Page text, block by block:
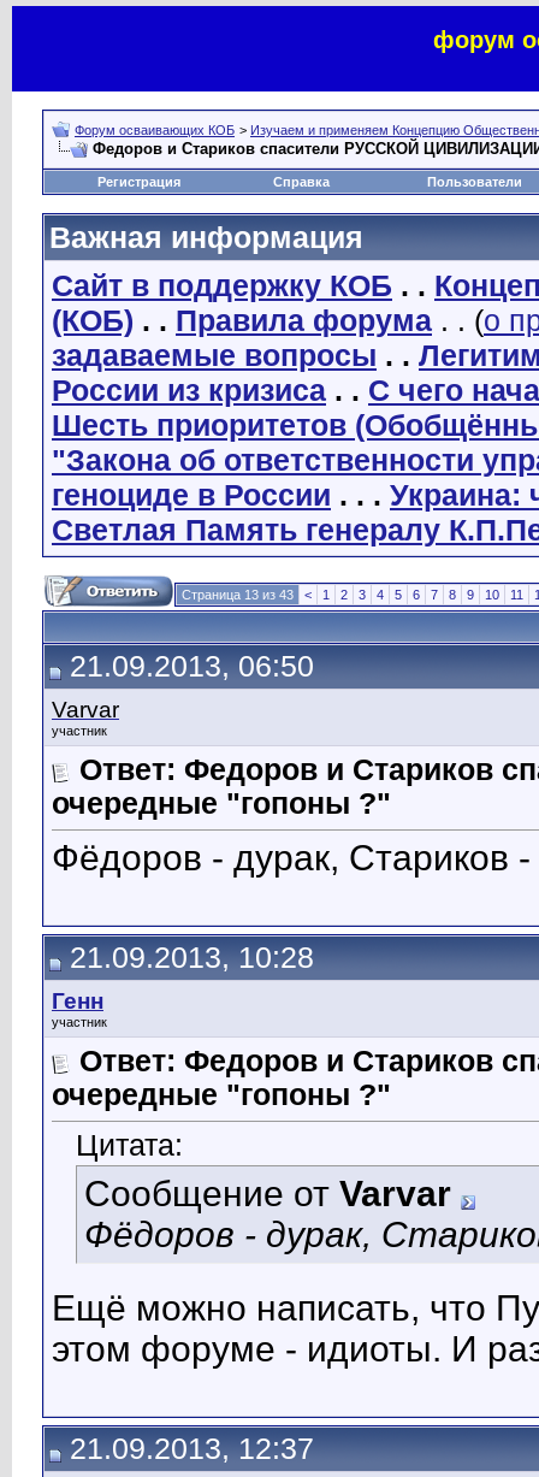
форум
Форум осваивающих КОБ > Изучаем и применяем Концепцию
Федоров и Стариков спасители РУССКОЙ
Регистрация Справка Пользователи
Важная информация
Сайт в поддержку КОБ . .
(КОБ) . . Правила форума . . (о
задаваемые вопросы . .
России из кризиса . . С чего
Шесть приоритетов
"Закона об ответственности
геноциде в России . . . Украина:
Светлая Память генералу
Страница 13 из 43 < 1 2 3 4 5 6 7 8 9 10 11
21.09.2013, 06:50
Varvar
участник
Ответ: Федоров и Стариков
очередные "гопоны ?"
Фёдоров - дурак, Стариков
21.09.2013, 10:28
Генн
участник
Ответ: Федоров и Стариков
очередные "гопоны ?"
Цитата:
Сообщение от Varvar
Фёдоров - дурак,
Ещё можно написать, что
этом форуме - идиоты. И
21.09.2013, 12:37